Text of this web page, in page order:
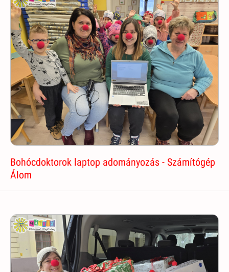
Bohócdoktorok laptop adományozás - Számítógép
Álom